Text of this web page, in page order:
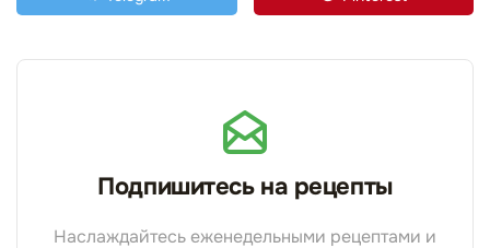
Подпишитесь на рецепты
Наслаждайтесь еженедельными рецептами и